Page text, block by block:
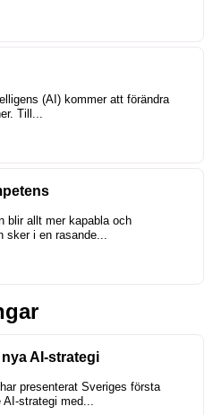
(AI) kommer att förändra
Till...
blir allt mer kapabla och
sker i en rasande...
AI-strategi
presenterat Sveriges första
strategi med...